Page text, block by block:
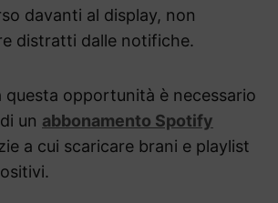
davanti al display, non
distratti dalle notifiche.
questa opportunità è necessario
un abbonamento Spotify
a cui scaricare brani e playlist